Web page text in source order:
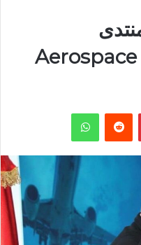
بينتيريست واتساب